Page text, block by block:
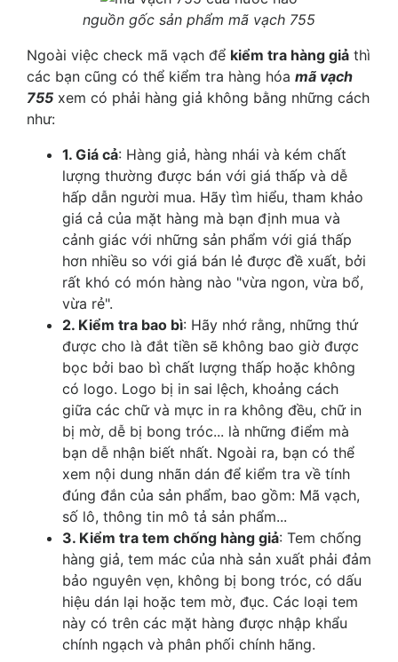
nguồn gốc sản phẩm mã vạch 755
Ngoài việc check mã vạch để kiểm tra hàng giả thì
các bạn cũng có thể kiểm tra hàng hóa mã vạch
755 xem có phải hàng giả không bằng những cách
như:
1. Giá cả: Hàng giả, hàng nhái và kém chất
lượng thường được bán với giá thấp và dễ
hấp dẫn người mua. Hãy tìm hiểu, tham khảo
giá cả của mặt hàng mà bạn định mua và
cảnh giác với những sản phẩm với giá thấp
hơn nhiều so với giá bán lẻ được đề xuất, bởi
rất khó có món hàng nào "vừa ngon, vừa bổ,
vừa rẻ".
2. Kiểm tra bao bì: Hãy nhớ rằng, những thứ
được cho là đắt tiền sẽ không bao giờ được
bọc bởi bao bì chất lượng thấp hoặc không
có logo. Logo bị in sai lệch, khoảng cách
giữa các chữ và mực in ra không đều, chữ in
bị mờ, dễ bị bong tróc... là những điểm mà
bạn dễ nhận biết nhất. Ngoài ra, bạn có thể
xem nội dung nhãn dán để kiểm tra về tính
đúng đắn của sản phẩm, bao gồm: Mã vạch,
số lô, thông tin mô tả sản phẩm...
3. Kiểm tra tem chống hàng giả: Tem chống
hàng giả, tem mác của nhà sản xuất phải đảm
bảo nguyên vẹn, không bị bong tróc, có dấu
hiệu dán lại hoặc tem mờ, đục. Các loại tem
này có trên các mặt hàng được nhập khẩu
chính ngạch và phân phối chính hãng.